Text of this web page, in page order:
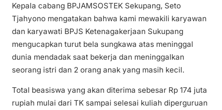
Kepala cabang BPJAMSOSTEK Sekupang, Seto
Tjahyono mengatakan bahwa kami mewakili karyawan
dan karyawati BPJS Ketenagakerjaan Sukupang
mengucapkan turut bela sungkawa atas meninggal
dunia mendadak saat bekerja dan meninggalkan
seorang istri dan 2 orang anak yang masih kecil.
Total beasiswa yang akan diterima sebesar Rp 174 juta
rupiah mulai dari TK sampai selesai kuliah diperguruan